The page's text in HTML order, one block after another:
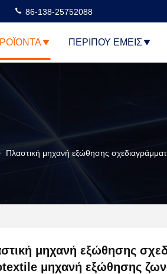
86-138-25752088
ΠΕΡΊΠΟΥ ΕΜΕΊΣ
Πλαστική μηχανή εξώθησης
μηχανή εξώθησης
μηχανή εξώθησης